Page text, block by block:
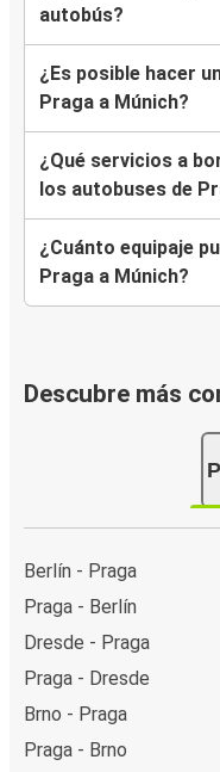
autobús?
¿Es posible hacer
Praga a Múnich?
¿Qué servicios a
los autobuses de
¿Cuánto equipaje
Praga a Múnich?
Descubre más
Berlín - Praga
Praga - Berlín
Dresde - Praga
Praga - Dresde
Brno - Praga
Praga - Brno